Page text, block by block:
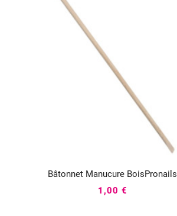
Bâtonnet Manucure BoisPronails
1,00 €